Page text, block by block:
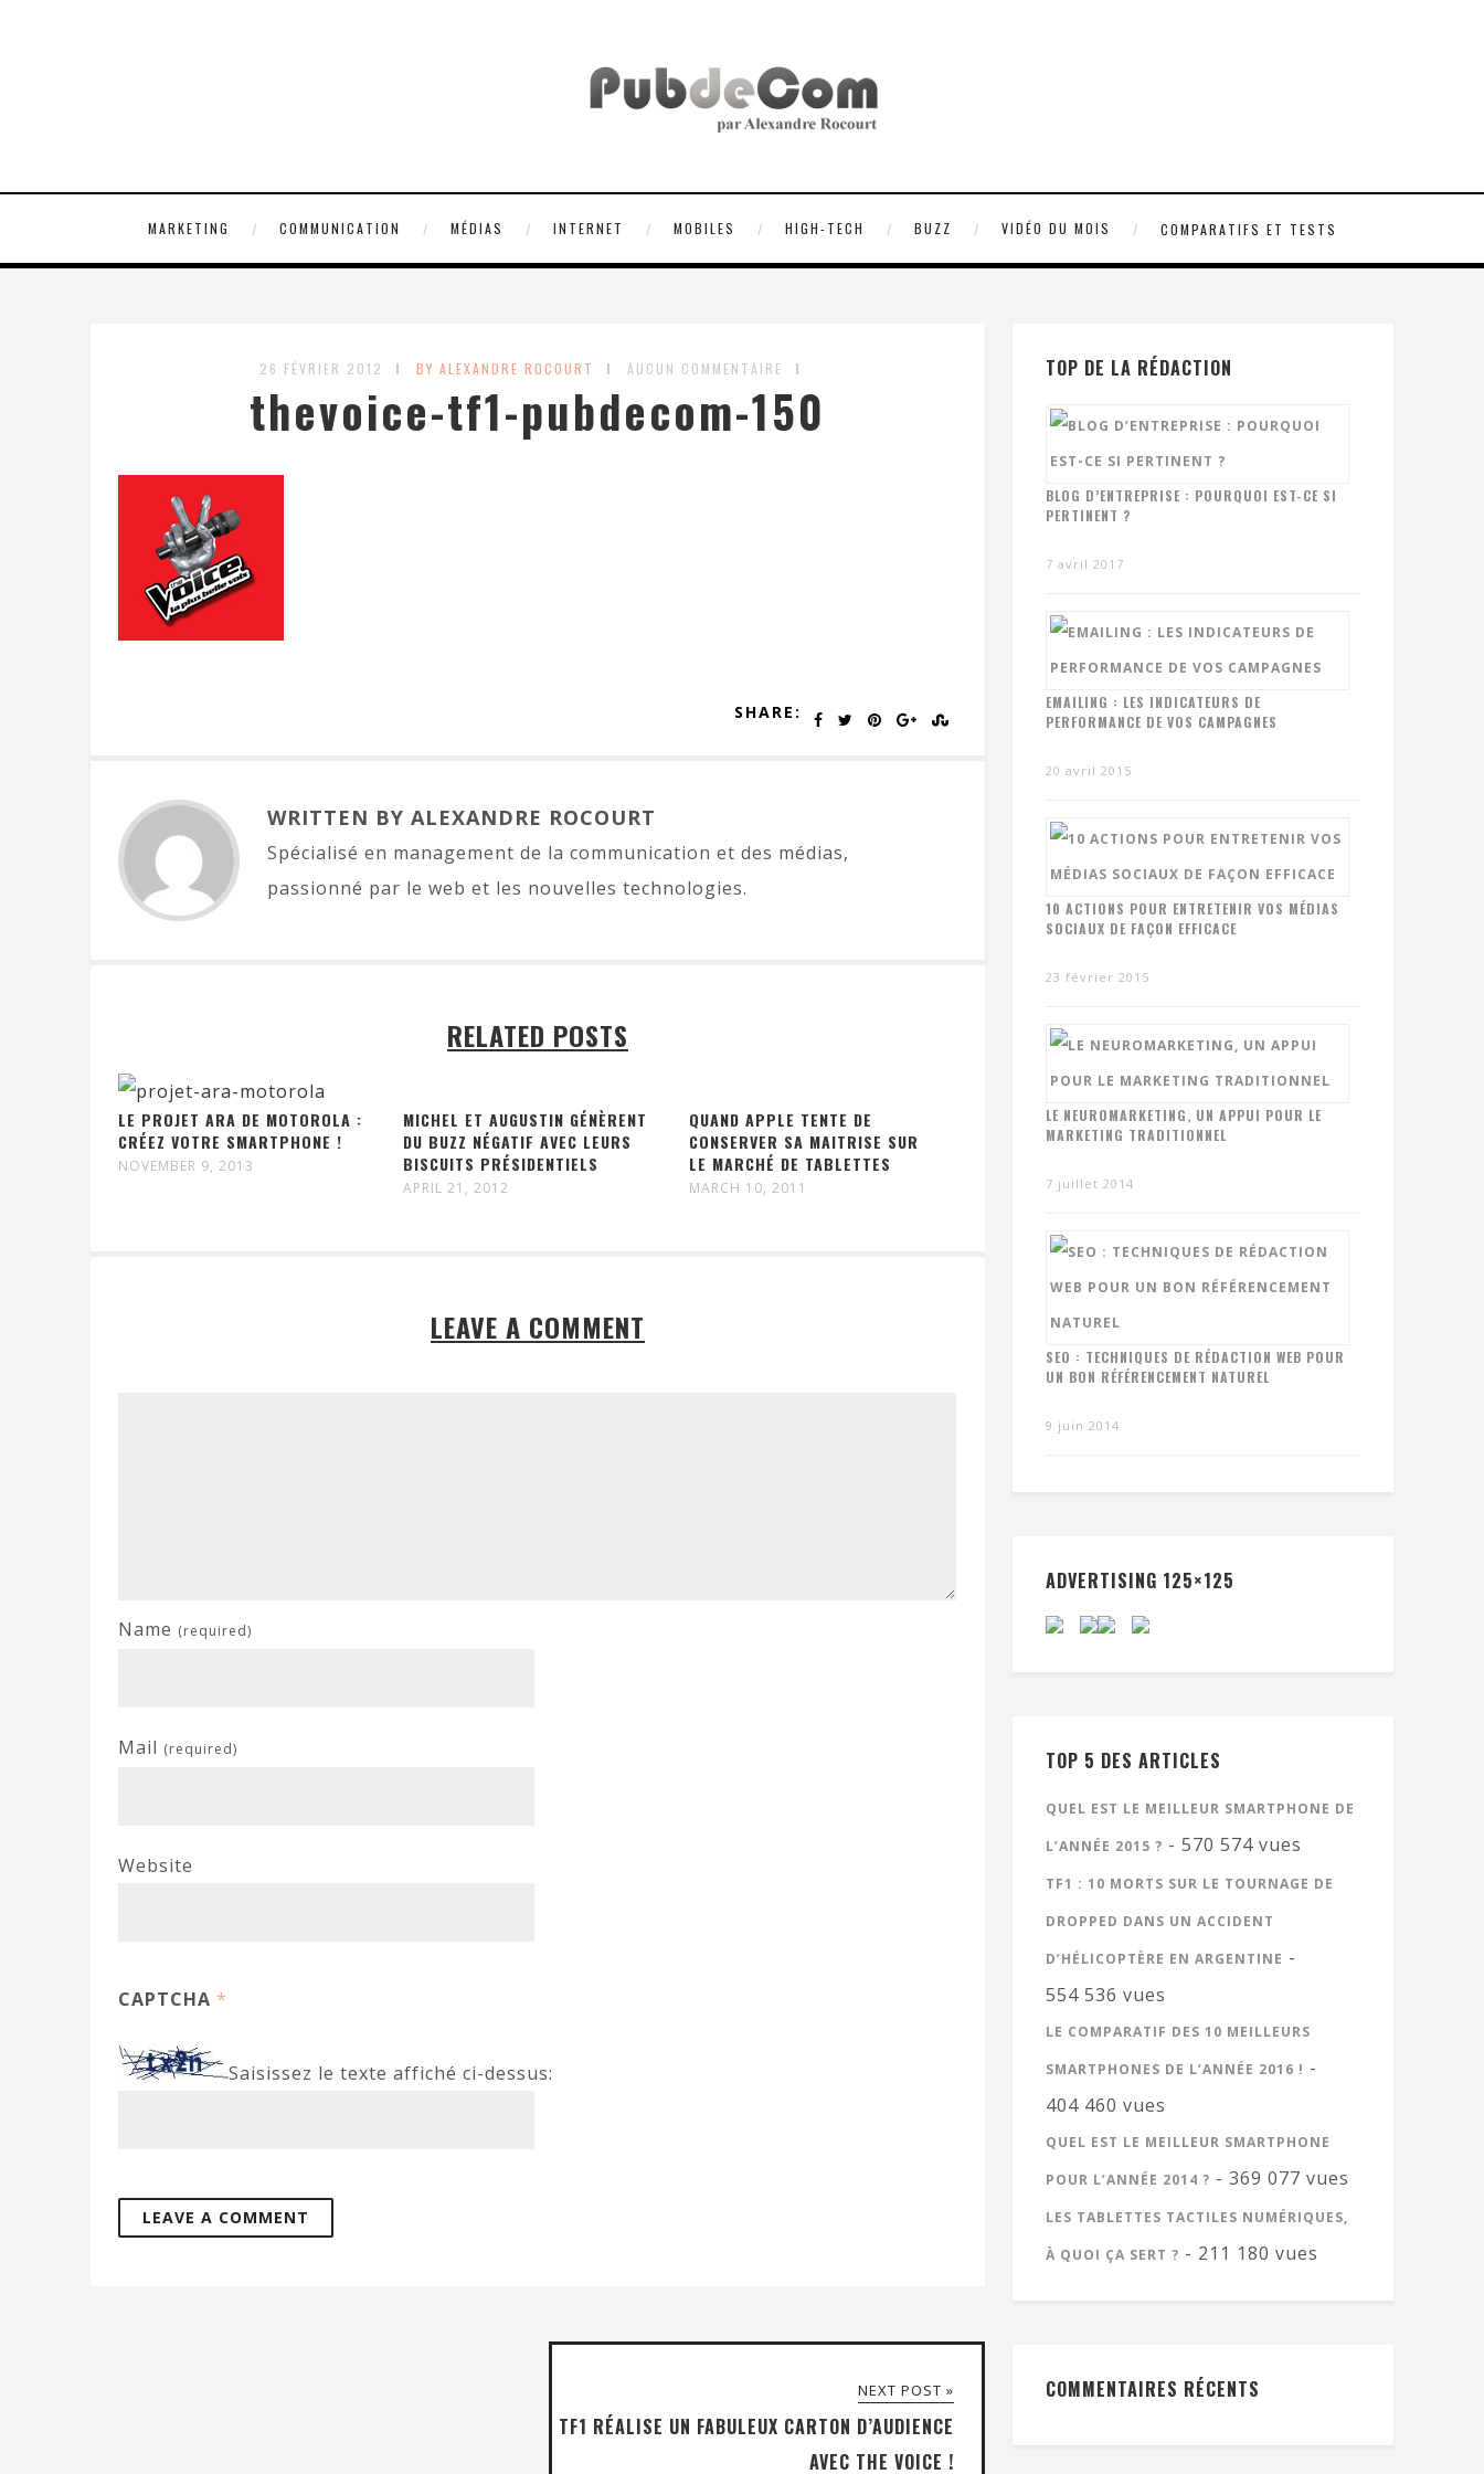
MARKETING COMMUNICATION MÉDIAS INTERNET MOBILES HIGH-TECH BUZZ VIDÉO DU MOIS COMPARATIFS ET TESTS
26 FÉVRIER 2012 BY ALEXANDRE ROCOURT AUCUN COMMENTAIRE
thevoice-tf1-pubdecom-150
SHARE:
WRITTEN BY ALEXANDRE ROCOURT
Spécialisé en management de la communication et des médias,
passionné par le web et les nouvelles technologies.
RELATED POSTS
LE PROJET ARA DE MOTOROLA :
CRÉEZ VOTRE SMARTPHONE !
NOVEMBER 9, 2013
MICHEL ET AUGUSTIN GÉNÈRENT
DU BUZZ NÉGATIF AVEC LEURS
BISCUITS PRÉSIDENTIELS
APRIL 21, 2012
QUAND APPLE TENTE DE
CONSERVER SA MAITRISE SUR
LE MARCHÉ DE TABLETTES
MARCH 10, 2011
LEAVE A COMMENT
Name (required)
Mail (required)
Website
CAPTCHA *
Saisissez le texte affiché ci-dessus:
NEXT POST »
TF1 RÉALISE UN FABULEUX CARTON D’AUDIENCE
AVEC THE VOICE !
TOP DE LA RÉDACTION
BLOG D’ENTREPRISE : POURQUOI EST-CE SI
PERTINENT ?
7 avril 2017
EMAILING : LES INDICATEURS DE
PERFORMANCE DE VOS CAMPAGNES
20 avril 2015
10 ACTIONS POUR ENTRETENIR VOS MÉDIAS
SOCIAUX DE FAÇON EFFICACE
23 février 2015
LE NEUROMARKETING, UN APPUI POUR LE
MARKETING TRADITIONNEL
7 juillet 2014
SEO : TECHNIQUES DE RÉDACTION WEB POUR
UN BON RÉFÉRENCEMENT NATUREL
9 juin 2014
ADVERTISING 125×125
TOP 5 DES ARTICLES
QUEL EST LE MEILLEUR SMARTPHONE DE
L’ANNÉE 2015 ? - 570 574 vues
TF1 : 10 MORTS SUR LE TOURNAGE DE
DROPPED DANS UN ACCIDENT
D’HÉLICOPTÈRE EN ARGENTINE -
554 536 vues
LE COMPARATIF DES 10 MEILLEURS
SMARTPHONES DE L’ANNÉE 2016 ! -
404 460 vues
QUEL EST LE MEILLEUR SMARTPHONE
POUR L’ANNÉE 2014 ? - 369 077 vues
LES TABLETTES TACTILES NUMÉRIQUES,
À QUOI ÇA SERT ? - 211 180 vues
COMMENTAIRES RÉCENTS